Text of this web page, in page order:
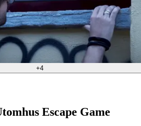
+4
Escape Game